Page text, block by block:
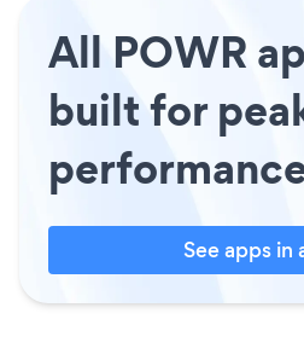
All POWR
built for
See apps in